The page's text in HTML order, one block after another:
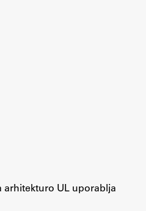
arhitekturo UL uporablja